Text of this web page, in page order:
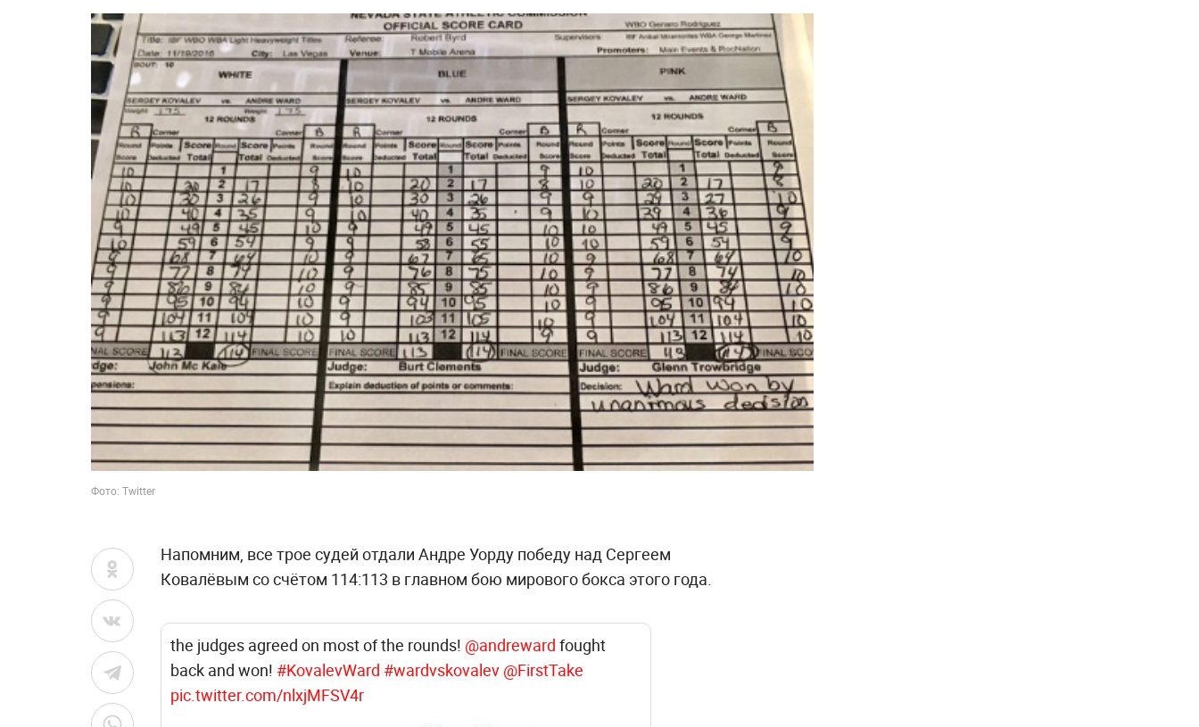
Фото: Twitter
Напомним, все трое судей отдали Андре Уорду победу над Сергеем
Ковалёвым со счётом 114:113 в главном бою мирового бокса этого года.
the judges agreed on most of the rounds! @andreward fought
back and won! #KovalevWard #wardvskovalev @FirstTake
pic.twitter.com/nlxjMFSV4r